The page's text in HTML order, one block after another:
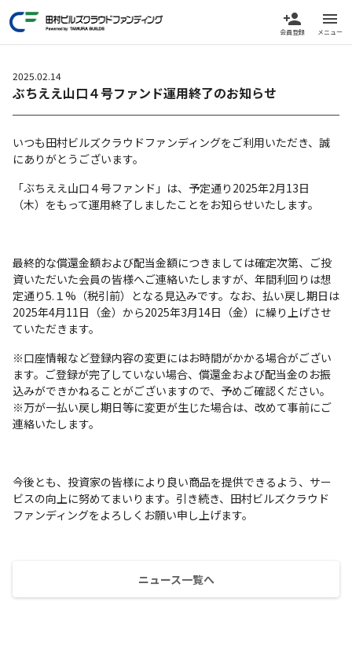
person_add
会員登録
menu
メニュー
2025.02.14
ぶちええ山口４号ファンド運用終了のお知らせ
いつも田村ビルズクラウドファンディングをご利用いただき、誠
にありがとうございます。
「ぶちええ山口４号ファンド」は、予定通り2025年2月13日
（木）をもって運用終了しましたことをお知らせいたします。
最終的な償還金額および配当金額につきましては確定次第、ご投
資いただいた会員の皆様へご連絡いたしますが、年間利回りは想
定通り5.１%（税引前）となる見込みです。なお、払い戻し期日は
2025年4月11日（金）から2025年3月14日（金）に繰り上げさせ
ていただきます。
※口座情報など登録内容の変更にはお時間がかかる場合がござい
ます。ご登録が完了していない場合、償還金および配当金のお振
込みができかねることがございますので、予めご確認ください。
※万が一払い戻し期日等に変更が生じた場合は、改めて事前にご
連絡いたします。
今後とも、投資家の皆様により良い商品を提供できるよう、サー
ビスの向上に努めてまいります。引き続き、田村ビルズクラウド
ファンディングをよろしくお願い申し上げます。
ニュース一覧へ